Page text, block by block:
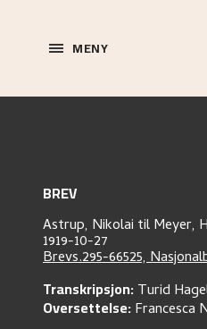
MENY
BREV
Astrup, Nikolai tilMeyer,
1919-10-27
Brevs.295-66525,
Transkripsjon:Turid
Oversettelse:Francesca